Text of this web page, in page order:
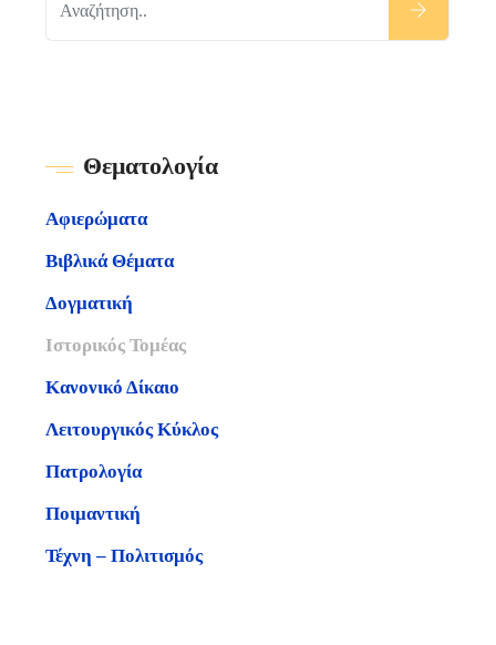
Θεματολογία
Αφιερώματα
Βιβλικά Θέματα
Δογματική
Ιστορικός Τομέας
Κανονικό Δίκαιο
Λειτουργικός Κύκλος
Πατρολογία
Ποιμαντική
Τέχνη – Πολιτισμός